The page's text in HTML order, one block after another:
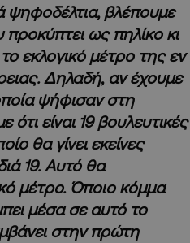
ψηφοδέλτια, βλέπουμε
ως πηλίκο κι
εκλογικό μέτρο της εν
Δηλαδή, αν έχουμε
ψήφισαν στη
είναι 19 βουλευτικές
θα γίνει εκείνες
19. Αυτό θα
μέτρο. Όποιο κόμμα
μέσα σε αυτό το
στην πρώτη